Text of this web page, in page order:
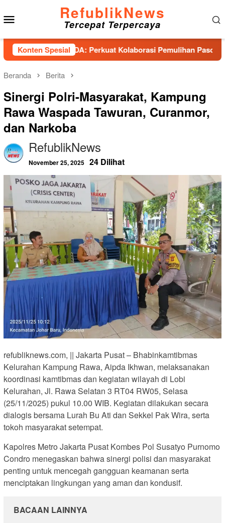
ke
konten
RefublikNews
Tercepat Terpercaya
Konten Spesial
PESADA: Perkuat Kolaborasi Pemulihan Pascabencana
Beranda Berita
Sinergi Polri-Masyarakat, Kampung
Rawa Waspada Tawuran, Curanmor,
dan Narkoba
RefublikNews
November 25, 2025 24 Dilihat
refubliknews.com, || Jakarta Pusat – Bhabinkamtibmas
Kelurahan Kampung Rawa, Aipda Ikhwan, melaksanakan
koordinasi kamtibmas dan kegiatan wilayah di Lobi
Kelurahan, Jl. Rawa Selatan 3 RT04 RW05, Selasa
(25/11/2025) pukul 10.00 WIB. Kegiatan dilakukan secara
dialogis bersama Lurah Bu Ati dan Sekkel Pak Wira, serta
tokoh masyarakat setempat.
Kapolres Metro Jakarta Pusat Kombes Pol Susatyo Purnomo
Condro menegaskan bahwa sinergi polisi dan masyarakat
penting untuk mencegah gangguan keamanan serta
menciptakan lingkungan yang aman dan kondusif.
BACAAN LAINNYA